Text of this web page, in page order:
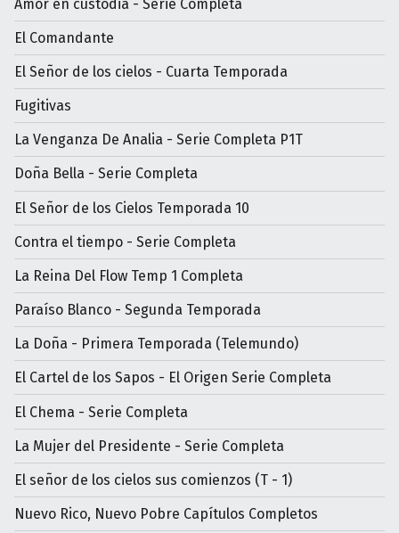
Amor en custodia - Serie Completa
El Comandante
El Señor de los cielos - Cuarta Temporada
Fugitivas
La Venganza De Analia - Serie Completa P1T
Doña Bella - Serie Completa
El Señor de los Cielos Temporada 10
Contra el tiempo - Serie Completa
La Reina Del Flow Temp 1 Completa
Paraíso Blanco - Segunda Temporada
La Doña - Primera Temporada (Telemundo)
El Cartel de los Sapos - El Origen Serie Completa
El Chema - Serie Completa
La Mujer del Presidente - Serie Completa
El señor de los cielos sus comienzos (T - 1)
Nuevo Rico, Nuevo Pobre Capítulos Completos